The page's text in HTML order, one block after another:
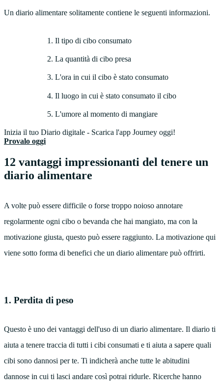
Un diario alimentare solitamente contiene le seguenti informazioni.
Il tipo di cibo consumato
La quantità di cibo presa
L'ora in cui il cibo è stato consumato
Il luogo in cui è stato consumato il cibo
L'umore al momento di mangiare
Inizia il tuo Diario digitale - Scarica l'app Journey oggi!
Provalo oggi
12 vantaggi impressionanti del tenere un
diario alimentare
A volte può essere difficile o forse troppo noioso annotare
regolarmente ogni cibo o bevanda che hai mangiato, ma con la
motivazione giusta, questo può essere raggiunto. La motivazione qui
viene sotto forma di benefici che un diario alimentare può offrirti.
1. Perdita di peso
Questo è uno dei vantaggi dell'uso di un diario alimentare. Il diario ti
aiuta a tenere traccia di tutti i cibi consumati e ti aiuta a sapere quali
cibi sono dannosi per te. Ti indicherà anche tutte le abitudini
dannose in cui ti lasci andare così potrai ridurle. Ricerche hanno